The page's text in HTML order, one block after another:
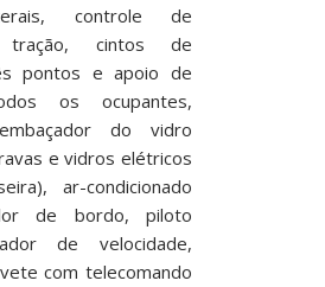
controle de
tração, cintos de
pontos e apoio de
os ocupantes,
do vidro
e vidros elétricos
ar-condicionado
de bordo, piloto
de velocidade,
com telecomando